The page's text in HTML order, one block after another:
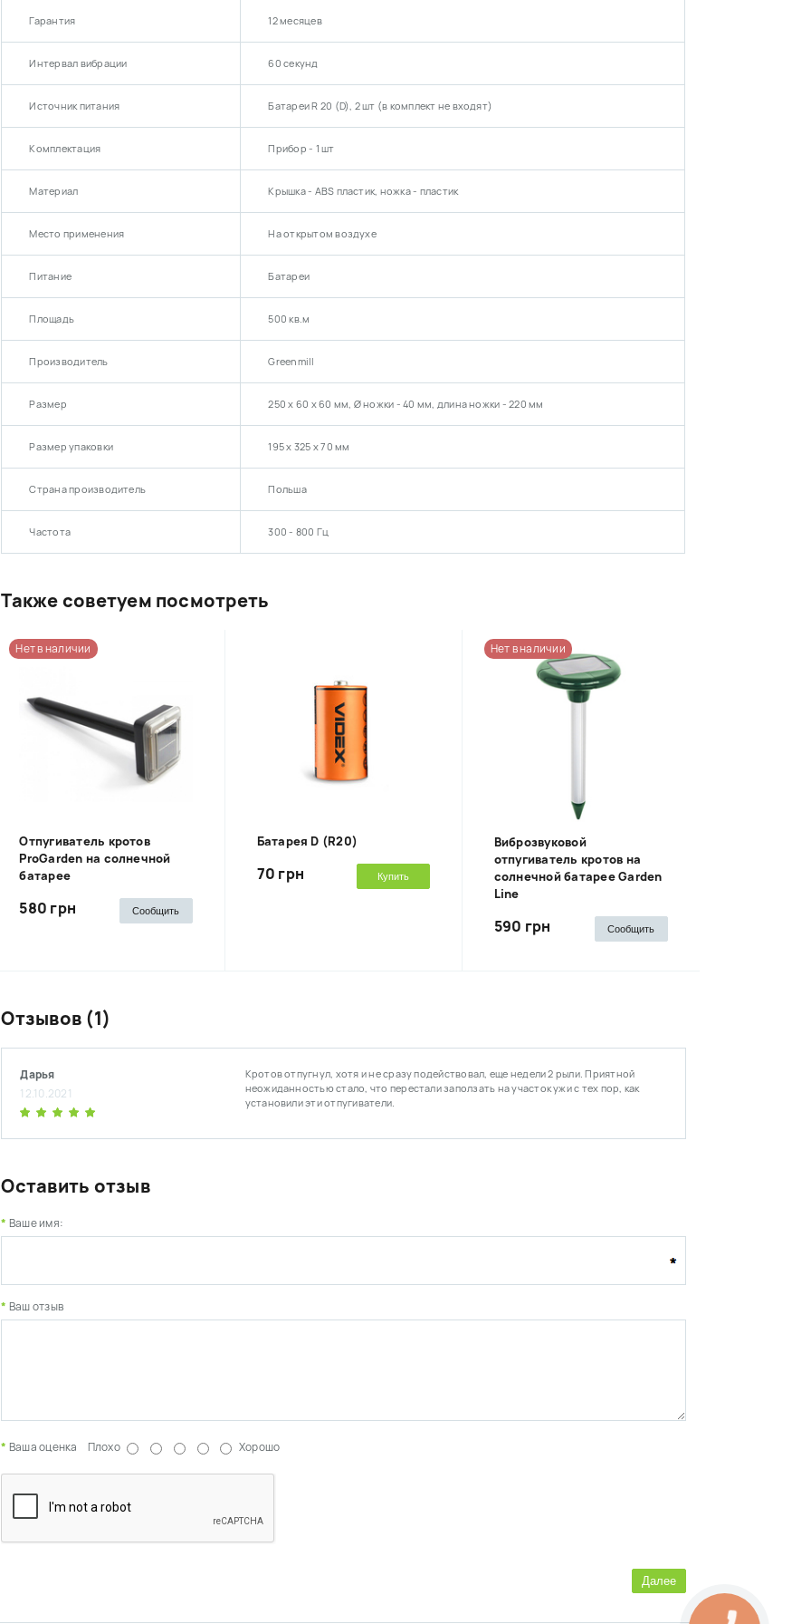
Гарантия 12 месяцев
Интервал вибрации 60 секунд
Источник питания Батареи R 20 (D), 2 шт (в комплект не входят)
Комплектация Прибор - 1 шт
Материал Крышка - ABS пластик, ножка - пластик
Место применения На открытом воздухе
Питание Батареи
Площадь 500 кв.м
Производитель Greenmill
Размер 250 х 60 х 60 мм, Ø ножки - 40 мм, длина ножки - 220 мм
Размер упаковки 195 х 325 х 70 мм
Страна производитель Польша
Частота 300 - 800 Гц
Также советуем посмотреть
Нет в наличии
Отпугиватель кротов
ProGarden на солнечной
батарее
580 грн Сообщить
Батарея D (R20)
70 грн Купить
Нет в наличии
Виброзвуковой
отпугиватель кротов на
солнечной батарее Garden
Line
590 грн Сообщить
Отзывов (1)
Дарья
12.10.2021
Кротов отпугнул, хотя и не сразу подействовал, еще недели 2 рыли. Приятной
неожиданностью стало, что перестали заползать на участок ужи с тех пор, как
установили эти отпугиватели.
Оставить отзыв
Ваше имя:
Ваш отзыв
Ваша оценка Плохо Хорошо
Далее